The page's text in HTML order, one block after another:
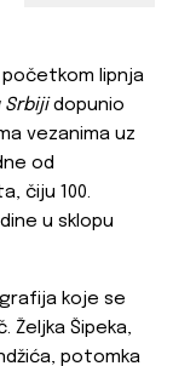
početkom lipnja
Srbijidopunio
vezanima uz
od
čiju 100.
u sklopu
koje se
Željka Šipeka,
potomka